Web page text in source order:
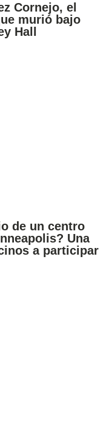
Cornejo, el
murió bajo
Hall
de un centro
Una
a participar